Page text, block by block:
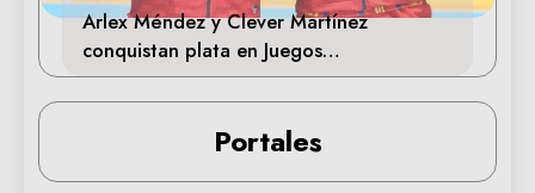
Arlex Méndez y Clever Martínez
conquistan plata en Juegos
Centroamericanos 2026
Portales